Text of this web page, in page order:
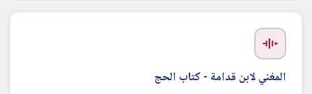
المغني لابن قدامة - كتاب الحج